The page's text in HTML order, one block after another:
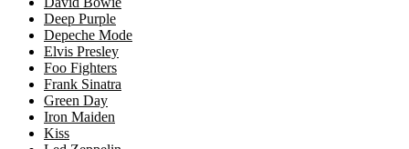
Deep Purple
Depeche Mode
Elvis Presley
Foo Fighters
Frank Sinatra
Green Day
Iron Maiden
Kiss